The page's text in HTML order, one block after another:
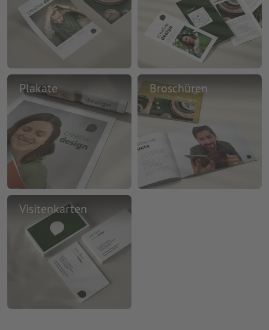
Plakate Broschüren
Visitenkarten